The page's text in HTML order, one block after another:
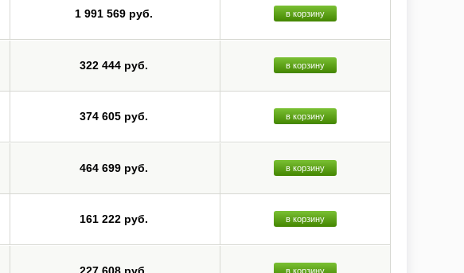
1 991 569 руб. в корзину
322 444 руб. в корзину
374 605 руб. в корзину
464 699 руб. в корзину
161 222 руб. в корзину
в корзину